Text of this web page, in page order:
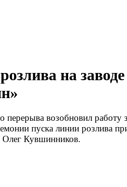
на заводе
перерыва возобновил работу
пуска линии розлива
Олег Кувшинников.